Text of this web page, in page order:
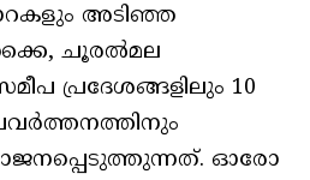
അടിഞ്ഞ
ചൂരല്‍മല
പ്രദേശങ്ങളിലും 10
ഓരോ